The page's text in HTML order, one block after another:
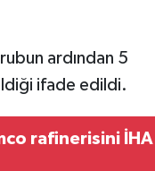
ardından 5
ifade edildi.
rafinerisini İHA